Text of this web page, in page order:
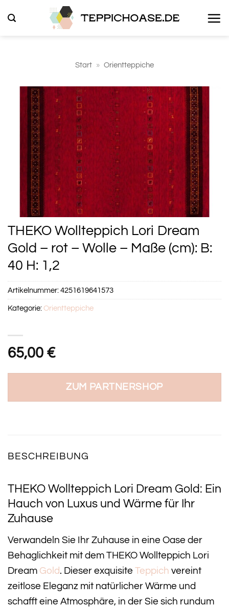
Inhalt
Start » Orientteppiche
THEKO Wollteppich Lori Dream
Gold – rot – Wolle – Maße (cm): B:
40 H: 1,2
65,00 €
ZUM PARTNERSHOP
Artikelnummer:4251619641573
Kategorie:Orientteppiche
BESCHREIBUNG
THEKO Wollteppich Lori Dream Gold: Ein
Hauch von Luxus und Wärme für Ihr
Zuhause
Verwandeln Sie Ihr Zuhause in eine Oase der
Behaglichkeit mit dem THEKO Wollteppich Lori
Dream Gold. Dieser exquisite Teppich vereint
zeitlose Eleganz mit natürlicher Wärme und
schafft eine Atmosphäre, in der Sie sich rundum